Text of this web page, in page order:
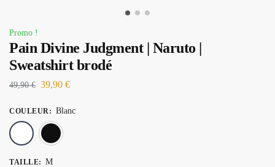
Promo !
Pain Divine Judgment | Naruto |
Sweatshirt brodé
49,90€ 39,90 €
COULEUR : Blanc
TAILLE: M